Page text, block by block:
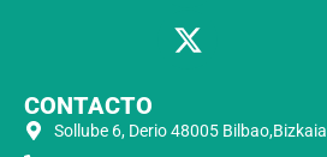
CONTACTO
Sollube 6, Derio 48005 Bilbao,Bizkaia